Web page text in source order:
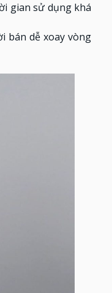
gian sử dụng khá
bán dễ xoay vòng